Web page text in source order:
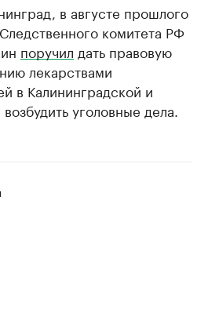
в августе прошлого
комитета РФ
поручил дать правовую
лекарствами
в Калининградской и
уголовные дела.